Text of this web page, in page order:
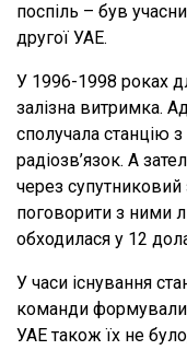
поспіль – був
другої УАЕ.
У 1996-1998 роках
залізна витримка.
сполучала станцію
радіозв’язок. А
через супутниковий
поговорити з ними
обходилася у 12
У часи існування
команди формували
УАЕ також їх не